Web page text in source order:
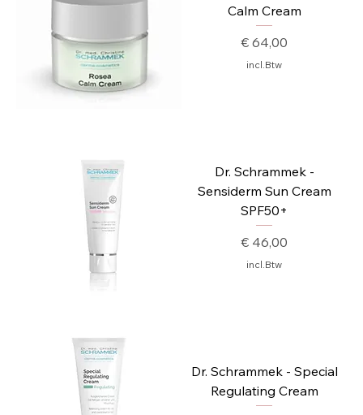
Calm Cream
Prijs
€ 64,00
incl.Btw
Dr. Schrammek -
Sensiderm Sun Cream
SPF50+
Prijs
€ 46,00
incl.Btw
Dr. Schrammek - Special
Regulating Cream